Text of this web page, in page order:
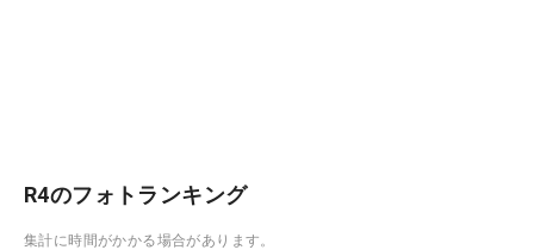
R4のフォトランキング
集計に時間がかかる場合があります。